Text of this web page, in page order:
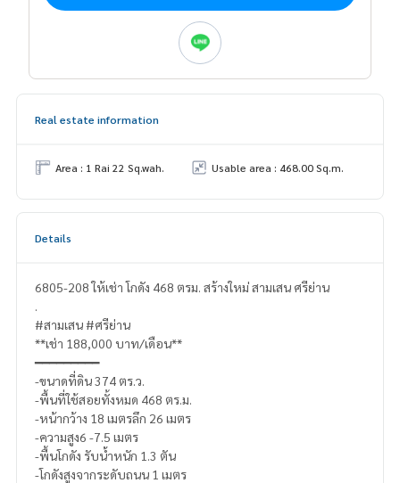
Real estate information
Area : 1 Rai 22 Sq.wah. Usable area : 468.00 Sq.m.
Details
6805-208 ให้เช่า โกดัง 468 ตรม. สร้างใหม่ สามเสน ศรีย่าน
#สามเสน #ศรีย่าน
**เช่า 188,000 บาท/เดือน**
━━━━━━━━━
-ขนาดที่ดิน 374 ตร.ว.
-พื้นที่ใช้สอยทั้งหมด 468 ตร.ม.
-หน้ากว้าง 18 เมตรลึก 26 เมตร
-ความสูง6 -7.5 เมตร
-พื้นโกดัง รับน้ำหนัก 1.3 ตัน
-โกดังสูงจากระดับถนน 1 เมตร